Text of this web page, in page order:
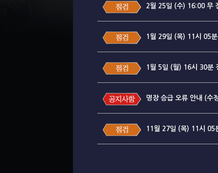
2월 25일 (수) 16:00 무
1월 29일 (목) 11시 05
1월 5일 (월) 16시 30분
명장 승급 오류 안내 (수
11월 27일 (목) 11시 05